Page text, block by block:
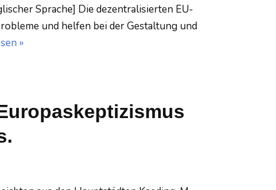
Sprache] Die dezentralisierten EU-
und helfen bei der Gestaltung und
»